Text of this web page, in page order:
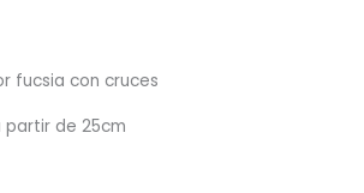
fucsia con cruces
partir de 25cm